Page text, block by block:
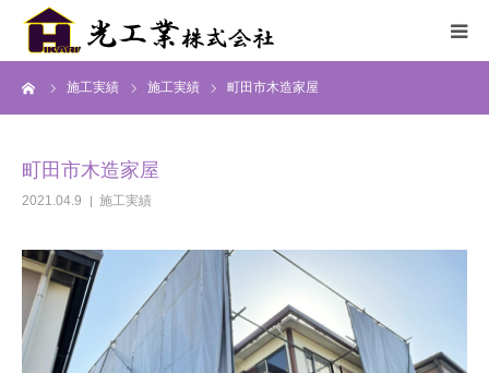
施工実績 施工実績 町田市木造家屋
町田市木造家屋
2021.04.9 施工実績
HOME
施工実績
採用情報